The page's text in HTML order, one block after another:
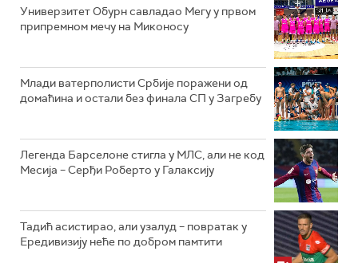
Универзитет Обурн савладао Мегу у првом
припремном мечу на Миконосу
Млади ватерполисти Србије поражени од
домаћина и остали без финала СП у Загребу
Легенда Барселоне стигла у МЛС, али не код
Месија – Серђи Роберто у Галаксију
Тадић асистирао, али узалуд – повратак у
Ередивизију неће по добром памтити